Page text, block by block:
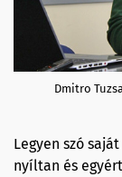
Dmitro
Legyen szó
nyíltan és